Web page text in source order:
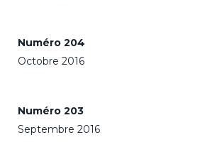
Numéro 204
Octobre 2016
Numéro 203
Septembre 2016